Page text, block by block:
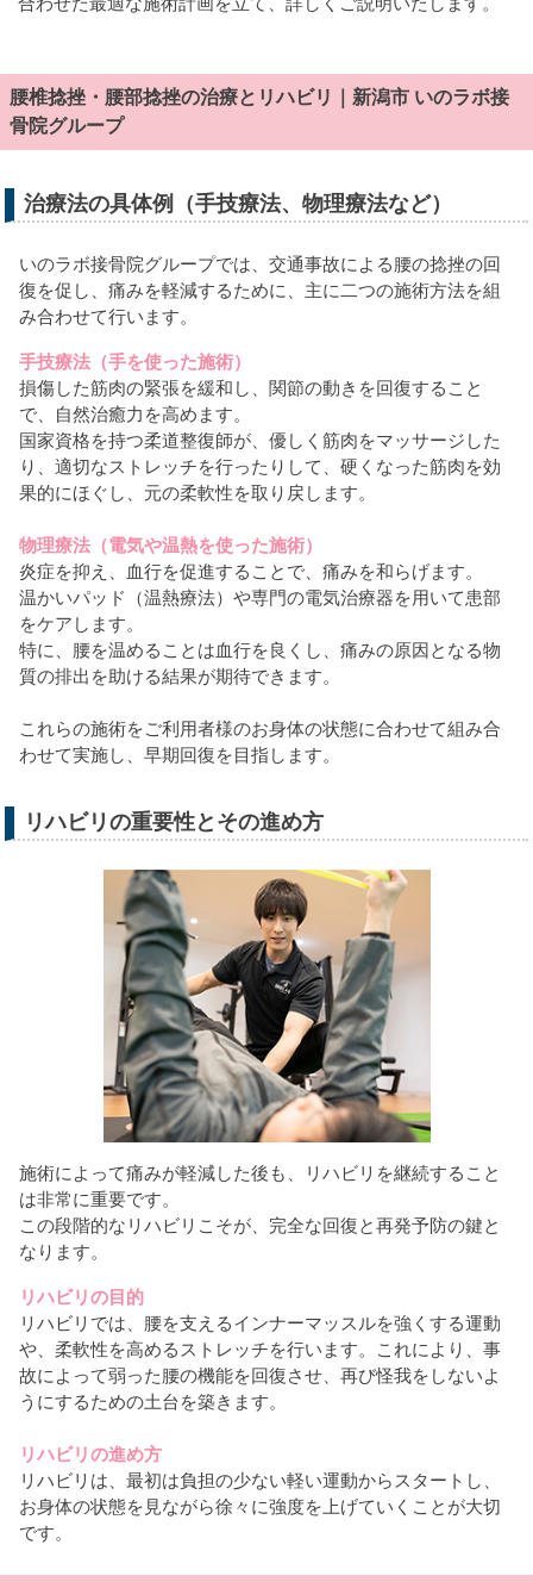
腰椎捻挫・腰部捻挫の治療とリハビリ｜新潟市 いのラボ接
骨院グループ
治療法の具体例（手技療法、物理療法など）
いのラボ接骨院グループでは、交通事故による腰の捻挫の回
復を促し、痛みを軽減するために、主に二つの施術方法を組
み合わせて行います。
手技療法（手を使った施術）
損傷した筋肉の緊張を緩和し、関節の動きを回復すること
で、自然治癒力を高めます。
国家資格を持つ柔道整復師が、優しく筋肉をマッサージした
り、適切なストレッチを行ったりして、硬くなった筋肉を効
果的にほぐし、元の柔軟性を取り戻します。
物理療法（電気や温熱を使った施術）
炎症を抑え、血行を促進することで、痛みを和らげます。
温かいパッド（温熱療法）や専門の電気治療器を用いて患部
をケアします。
特に、腰を温めることは血行を良くし、痛みの原因となる物
質の排出を助ける結果が期待できます。
これらの施術をご利用者様のお身体の状態に合わせて組み合
わせて実施し、早期回復を目指します。
リハビリの重要性とその進め方
施術によって痛みが軽減した後も、リハビリを継続すること
は非常に重要です。
この段階的なリハビリこそが、完全な回復と再発予防の鍵と
なります。
リハビリの目的
リハビリでは、腰を支えるインナーマッスルを強くする運動
や、柔軟性を高めるストレッチを行います。これにより、事
故によって弱った腰の機能を回復させ、再び怪我をしないよ
うにするための土台を築きます。
リハビリの進め方
リハビリは、最初は負担の少ない軽い運動からスタートし、
お身体の状態を見ながら徐々に強度を上げていくことが大切
です。